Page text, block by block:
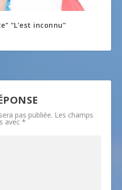
“L’est inconnu”
pas publiée. Les champs
avec*